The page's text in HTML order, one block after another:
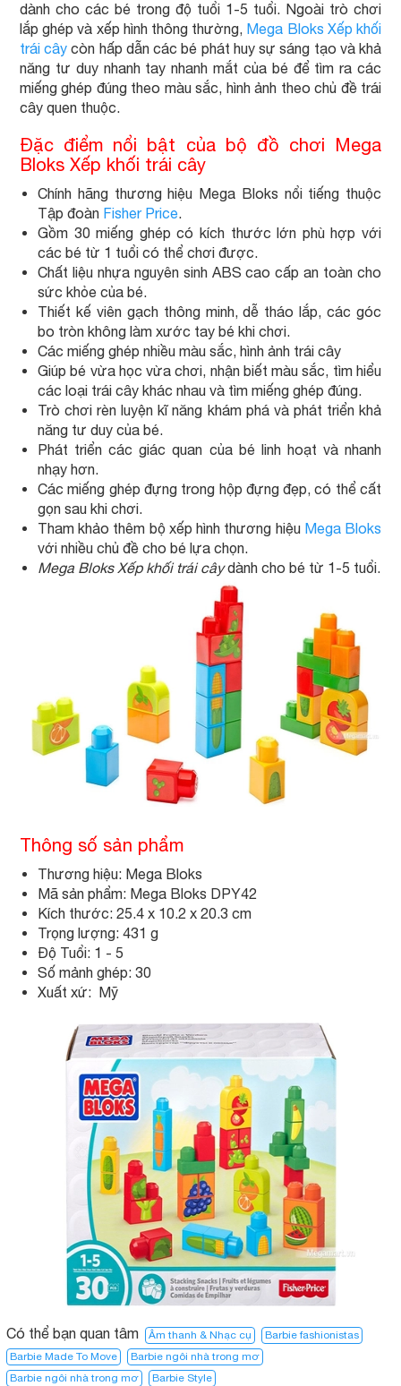
dành cho các bé trong độ tuổi 1-5 tuổi. Ngoài trò chơi
lắp ghép và xếp hình thông thường, Mega Bloks Xếp khối
trái cây còn hấp dẫn các bé phát huy sự sáng tạo và khả
năng tư duy nhanh tay nhanh mắt của bé để tìm ra các
miếng ghép đúng theo màu sắc, hình ảnh theo chủ đề trái
cây quen thuộc.
Đặc điểm nổi bật của bộ đồ chơi Mega
Bloks Xếp khối trái cây
Chính hãng thương hiệu Mega Bloks nổi tiếng thuộc
Tập đoàn Fisher Price.
Gồm 30 miếng ghép có kích thước lớn phù hợp với
các bé từ 1 tuổi có thể chơi được.
Chất liệu nhựa nguyên sinh ABS cao cấp an toàn cho
sức khỏe của bé.
Thiết kế viên gạch thông minh, dễ tháo lắp, các góc
bo tròn không làm xước tay bé khi chơi.
Các miếng ghép nhiều màu sắc, hình ảnh trái cây
Giúp bé vừa học vừa chơi, nhận biết màu sắc, tìm hiểu
các loại trái cây khác nhau và tìm miếng ghép đúng.
Trò chơi rèn luyện kĩ năng khám phá và phát triển khả
năng tư duy của bé.
Phát triển các giác quan của bé linh hoạt và nhanh
nhạy hơn.
Các miếng ghép đựng trong hộp đựng đẹp, có thể cất
gọn sau khi chơi.
Tham khảo thêm bộ xếp hình thương hiệu Mega Bloks
với nhiều chủ đề cho bé lựa chọn.
Mega Bloks Xếp khối trái câydành cho bé từ 1-5 tuổi.
Thông số sản phẩm
Thương hiệu: Mega Bloks
Mã sản phẩm: Mega Bloks DPY42
Kích thước: 25.4 x 10.2 x 20.3 cm
Trọng lượng: 431 g
Độ Tuổi: 1 - 5
Số mảnh ghép: 30
Xuất xứ: Mỹ
Có thể bạn quan tâm Âm thanh & Nhạc cụ
Barbie fashionistas
Barbie Made To Move
Barbie ngôi nhà trong mơ
Barbie ngôi nhà trong mơ​
Barbie Style